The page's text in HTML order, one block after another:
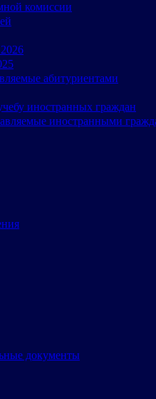
комиссии
абитуриентами
иностранных граждан
иностранными
документы